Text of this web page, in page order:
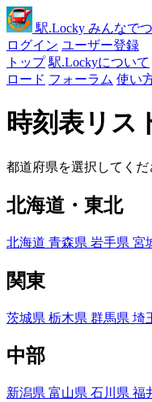
駅.Locky みんなで
ログイン ユーザー登録
トップ 駅.Lockyについて
ロード フォーラム 使い
時刻表リス
都道府県を選択してくだ
北海道・東北
北海道 青森県 岩手県 宮
関東
茨城県 栃木県 群馬県 埼
中部
新潟県 富山県 石川県 福